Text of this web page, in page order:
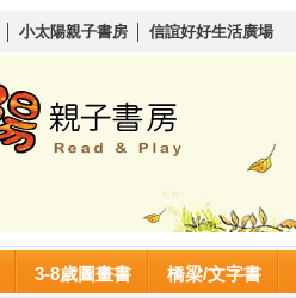
小太陽親子書房 信誼好好生活廣場
3-8歲圖畫書 橋梁/文字書